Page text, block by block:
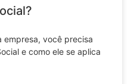
empresa, você precisa
e como ele se aplica